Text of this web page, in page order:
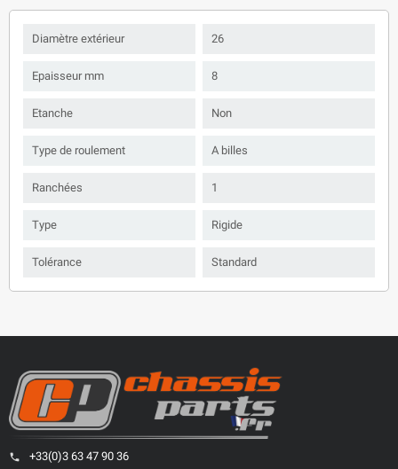
Diamètre extérieur 26
Epaisseur mm 8
Etanche Non
Type de roulement A billes
Ranchées 1
Type Rigide
Tolérance Standard
phone +33(0)3 63 47 90 36